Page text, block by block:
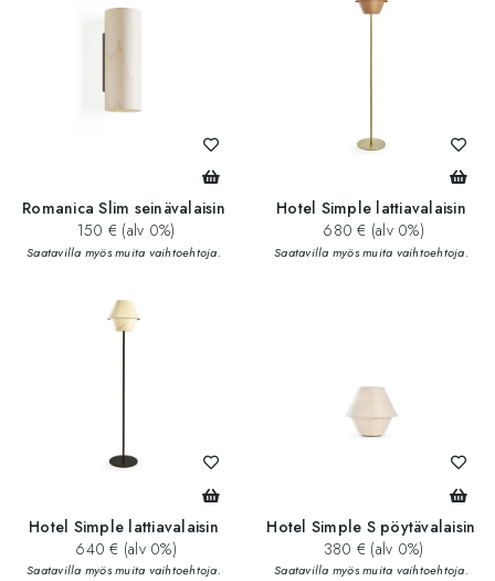
Romanica Slim seinävalaisin
150 € (alv 0%)
Saatavilla myös muita vaihtoehtoja.
Hotel Simple lattiavalaisin
680 € (alv 0%)
Saatavilla myös muita vaihtoehtoja.
Hotel Simple lattiavalaisin
640 € (alv 0%)
Saatavilla myös muita vaihtoehtoja.
Hotel Simple S pöytävalaisin
380 € (alv 0%)
Saatavilla myös muita vaihtoehtoja.